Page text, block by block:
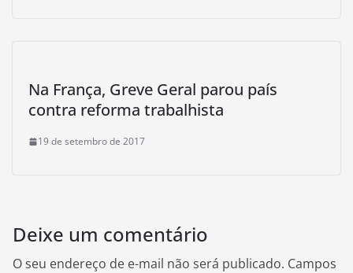
Na França, Greve Geral parou país
contra reforma trabalhista
19 de setembro de 2017
Deixe um comentário
O seu endereço de e-mail não será publicado. Campos